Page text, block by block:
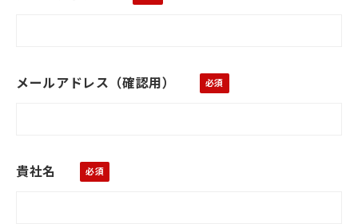
メールアドレス（確認用）
貴社名